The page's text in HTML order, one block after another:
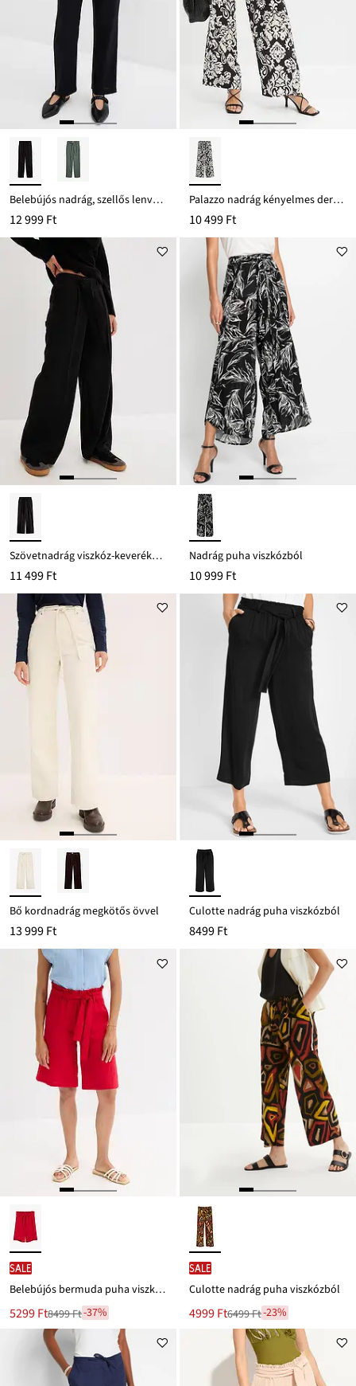
Belebújós nadrág, szellős lenvászon/viszkóz-keverékből
12 999 Ft
Palazzo nadrág kényelmes derékpánttal
10 499 Ft
Szövetnadrág viszkóz-keverékből
11 499 Ft
Nadrág puha viszkózból
10 999 Ft
Bő kordnadrág megkötős övvel
13 999 Ft
Culotte nadrág puha viszkózból
8499 Ft
SALE
Belebújós bermuda puha viszkóz-keverékből
Új
5299 Ft
Leárazva
8499 Ft
8499 Ft-37%
SALE
Culotte nadrág puha viszkózból
Új
4999 Ft
Leárazva6499 Ft-23%